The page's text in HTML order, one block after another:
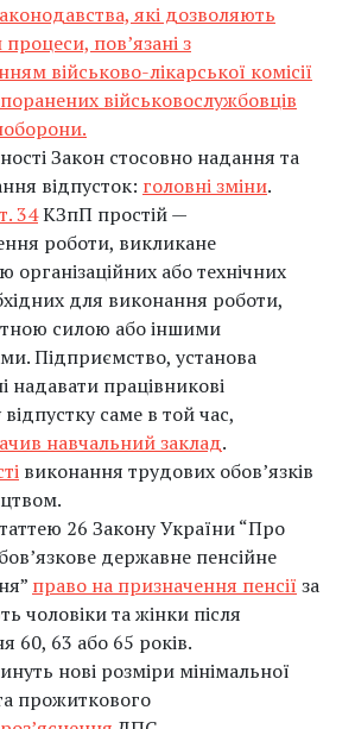
які дозволяють
пов’язані з
військово-лікарської комісії
військовослужбовців
Закон стосовно надання та
відпусток: головні зміни.
34КЗпП простій —
роботи, викликане
організаційних або технічних
для виконання роботи,
силою або іншими
Підприємство, установа
надавати працівникові
саме в той час,
навчальний заклад.
виконання трудових обовʼязків
26 Закону України “Про
державне пенсійне
право на призначення пенсії за
чоловіки та жінки після
60, 63 або 65 років.
нові розміри мінімальної
прожиткового